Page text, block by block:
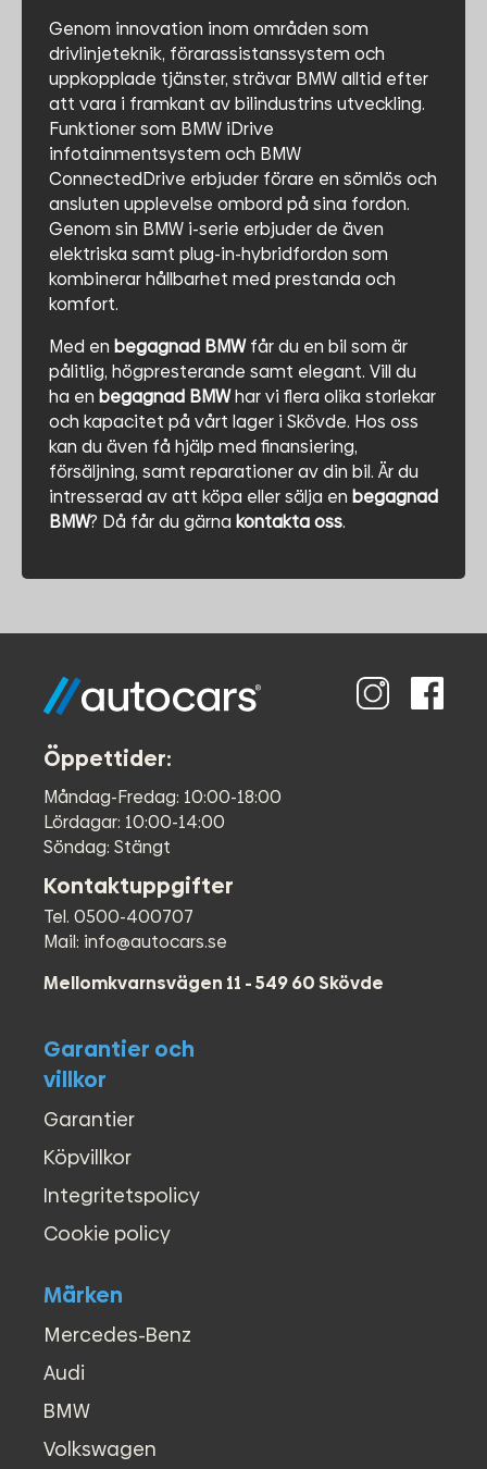
Genom innovation inom områden som
drivlinjeteknik, förarassistanssystem och
uppkopplade tjänster, strävar BMW alltid efter
att vara i framkant av bilindustrins utveckling.
Funktioner som BMW iDrive
infotainmentsystem och BMW
ConnectedDrive erbjuder förare en sömlös och
ansluten upplevelse ombord på sina fordon.
Genom sin BMW i-serie erbjuder de även
elektriska samt plug-in-hybridfordon som
kombinerar hållbarhet med prestanda och
komfort.
Med en begagnad BMWfår du en bil som är
pålitlig, högpresterande samt elegant. Vill du
ha en begagnad BMWhar vi flera olika storlekar
och kapacitet på vårt lager i Skövde. Hos oss
kan du även få hjälp med finansiering,
försäljning, samt reparationer av din bil. Är du
intresserad av att köpa eller sälja en begagnad
BMW? Då får du gärna kontakta oss.
Öppettider:
Måndag-Fredag: 10:00-18:00
Lördagar: 10:00-14:00
Söndag: Stängt
Kontaktuppgifter
Tel. 0500-400707
Mail: info@autocars.se
Mellomkvarnsvägen 11 - 549 60 Skövde
Garantier och
villkor
Garantier
Köpvillkor
Integritetspolicy
Cookie policy
Märken
Mercedes-Benz
Audi
BMW
Volkswagen